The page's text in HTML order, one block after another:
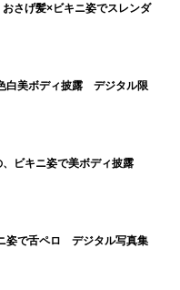
さげ髪×ビキニ姿でスレンダ
白美ボディ披露 デジタル限
ビキニ姿で美ボディ披露
姿で舌ペロ デジタル写真集